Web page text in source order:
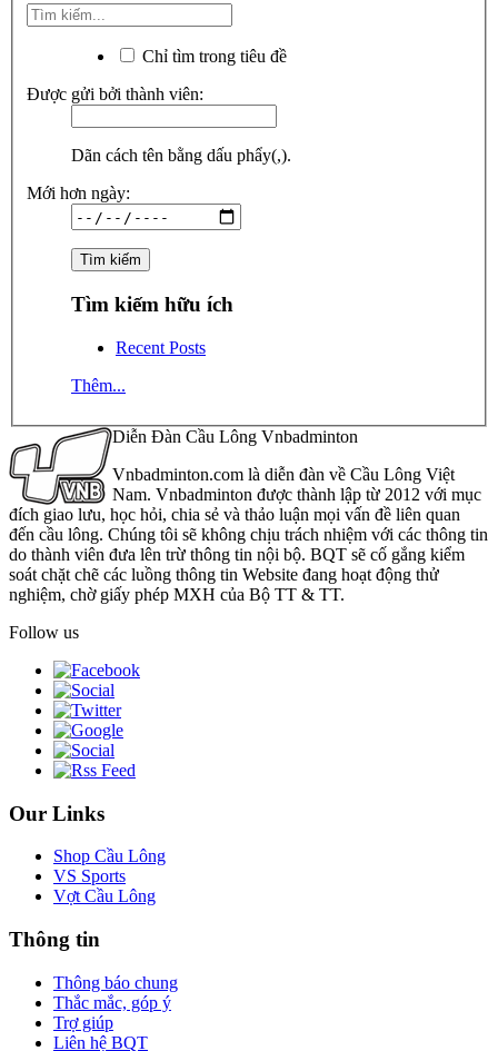
Chỉ tìm trong tiêu đề
Được gửi bởi thành viên:
Dãn cách tên bằng dấu phẩy(,).
Mới hơn ngày:
Tìm kiếm hữu ích
Recent Posts
Thêm...
Diễn Đàn Cầu Lông Vnbadminton
Vnbadminton.com là diễn đàn về Cầu Lông Việt
Nam. Vnbadminton được thành lập từ 2012 với mục
đích giao lưu, học hỏi, chia sẻ và thảo luận mọi vấn đề liên quan
đến cầu lông. Chúng tôi sẽ không chịu trách nhiệm với các thông tin
do thành viên đưa lên trừ thông tin nội bộ. BQT sẽ cố gắng kiểm
soát chặt chẽ các luồng thông tin Website đang hoạt động thử
nghiệm, chờ giấy phép MXH của Bộ TT & TT.
Follow us
Our Links
Shop Cầu Lông
VS Sports
Vợt Cầu Lông
Thông tin
Thông báo chung
Thắc mắc, góp ý
Trợ giúp
Liên hệ BQT